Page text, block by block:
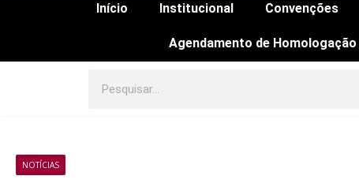
Início Institucional Convenções
Agendamento de Homologação
NOTÍCIAS